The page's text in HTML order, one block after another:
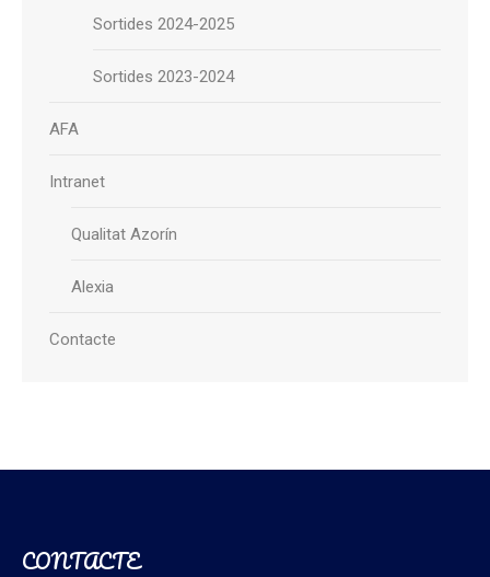
Sortides 2024-2025
Sortides 2023-2024
AFA
Intranet
Qualitat Azorín
Alexia
Contacte
CONTACTE